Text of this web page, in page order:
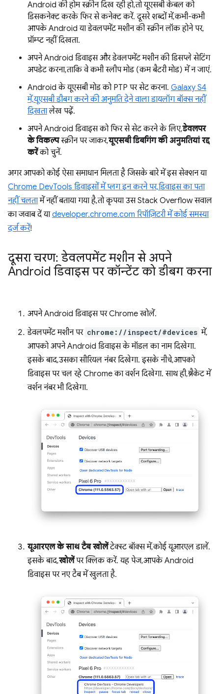
Android की होम स्क्रीन दिख रही हो, तो यूएसबी केबल को
डिसकनेक्ट करके फिर से कनेक्ट करें. दूसरे शब्दों में, कभी-कभी
आपके Android या डेवलपमेंट मशीन की स्क्रीन लॉक होने पर,
प्रॉम्प्ट नहीं दिखता.
अपने Android डिवाइस और डेवलपमेंट मशीन की डिसप्ले सेटिंग
अपडेट करना, ताकि वे कभी स्लीप मोड (कम बैटरी मोड) में न जाएं.
Android के यूएसबी मोड को PTP पर सेट करना. Galaxy S4
में, यूएसबी डीबग करने की अनुमति देने वाला डायलॉग बॉक्स नहीं
दिखतालेख पढ़ें.
अपने Android डिवाइस को फिर से सेट करने के लिए,डेवलपर
के विकल्पस्क्रीन पर जाकर,यूएसबी डिबगिंग की अनुमतियां रद्द
करेंको चुनें.
अगर आपको कोई ऐसा समाधान मिलता है जिसके बारे में इस सेक्शन या
Chrome DevTools डिवाइसों में प्लग इन करने पर, डिवाइस का पता
नहीं चलतामें नहीं बताया गया है, तो कृपया उस Stack Overflow सवाल
का जवाब दें याdeveloper.chrome.com रिपॉज़िटरी में कोई समस्या
दर्ज करें!
दूसरा चरण: डेवलपमेंट मशीन से अपने
Android डिवाइस पर कॉन्टेंट को डीबग करना
अपने Android डिवाइस पर Chrome खोलें.
डेवलपमेंट मशीन पर chrome://inspect/#devices में,
आपको अपने Android डिवाइस के मॉडल का नाम दिखेगा.
इसके बाद, उसका सीरियल नंबर दिखेगा. इसके नीचे, आपको
डिवाइस पर चल रहे Chrome का वर्शन दिखेगा. साथ ही, ब्रैकेट में
वर्शन नंबर भी दिखेगा.
यूआरएल के साथ टैब खोलेंटेक्स्ट बॉक्स में, कोई यूआरएल डालें.
इसके बाद,खोलेंपर क्लिक करें. यह पेज, आपके Android
डिवाइस पर नए टैब में खुलता है.